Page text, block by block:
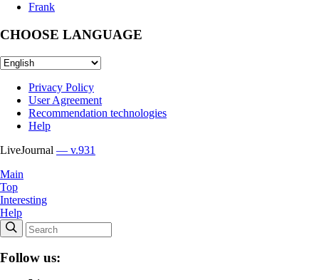
Frank
CHOOSE LANGUAGE
Privacy Policy
User Agreement
Recommendation technologies
Help
LiveJournal — v.931
Main
Top
Interesting
Help
Follow us: